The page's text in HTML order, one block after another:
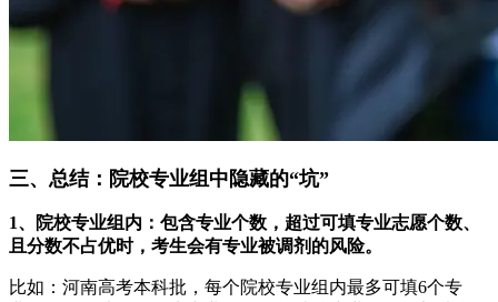
三、总结：院校专业组中隐藏的“坑”
1、院校专业组内：包含专业个数，超过可填专业志愿个数、
且分数不占优时，考生会有专业被调剂的风险。
比如：河南高考本科批，每个院校专业组内最多可填6个专